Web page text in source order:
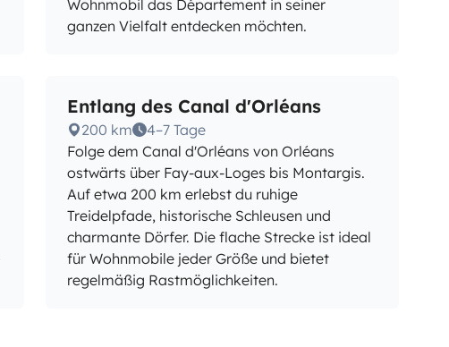
Wohnmobil das Département in seiner
ganzen Vielfalt entdecken möchten.
Entlang des Canal d'Orléans
200 km
4–7 Tage
Folge dem Canal d'Orléans von Orléans
ostwärts über Fay-aux-Loges bis Montargis.
Auf etwa 200 km erlebst du ruhige
Treidelpfade, historische Schleusen und
charmante Dörfer. Die flache Strecke ist ideal
für Wohnmobile jeder Größe und bietet
regelmäßig Rastmöglichkeiten.